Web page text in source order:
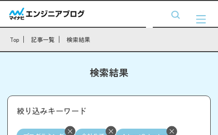
Top 記事一覧 検索結果
検索結果
絞り込みキーワード